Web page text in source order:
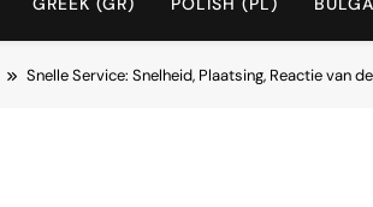
Snelle Service: Snelheid, Plaatsing, Reactie van